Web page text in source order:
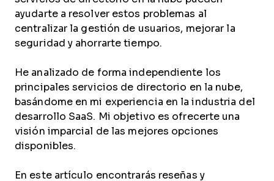
ayudarte a resolver estos problemas al
centralizar la gestión de usuarios, mejorar la
seguridad y ahorrarte tiempo.
He analizado de forma independiente los
principales servicios de directorio en la nube,
basándome en mi experiencia en la industria del
desarrollo SaaS. Mi objetivo es ofrecerte una
visión imparcial de las mejores opciones
disponibles.
En este artículo encontrarás reseñas y